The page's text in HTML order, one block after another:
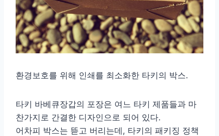
환경보호를 위해 인쇄를 최소화한 타키의 박스.
타키 바베큐장갑의 포장은 여느 타키 제품들과 마
찬가지로 간결한 디자인으로 되어 있다.
어차피 박스는 뜯고 버리는데, 타키의 패키징 정책